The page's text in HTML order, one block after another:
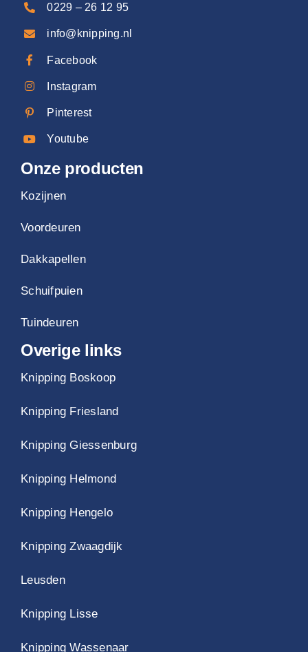
0229 – 26 12 95
info@knipping.nl
Facebook
Instagram
Pinterest
Youtube
Onze producten
Kozijnen
Voordeuren
Dakkapellen
Schuifpuien
Tuindeuren
Overige links
Knipping Boskoop
Knipping Friesland
Knipping Giessenburg
Knipping Helmond
Knipping Hengelo
Knipping Zwaagdijk
Leusden
Knipping Lisse
Knipping Wassenaar